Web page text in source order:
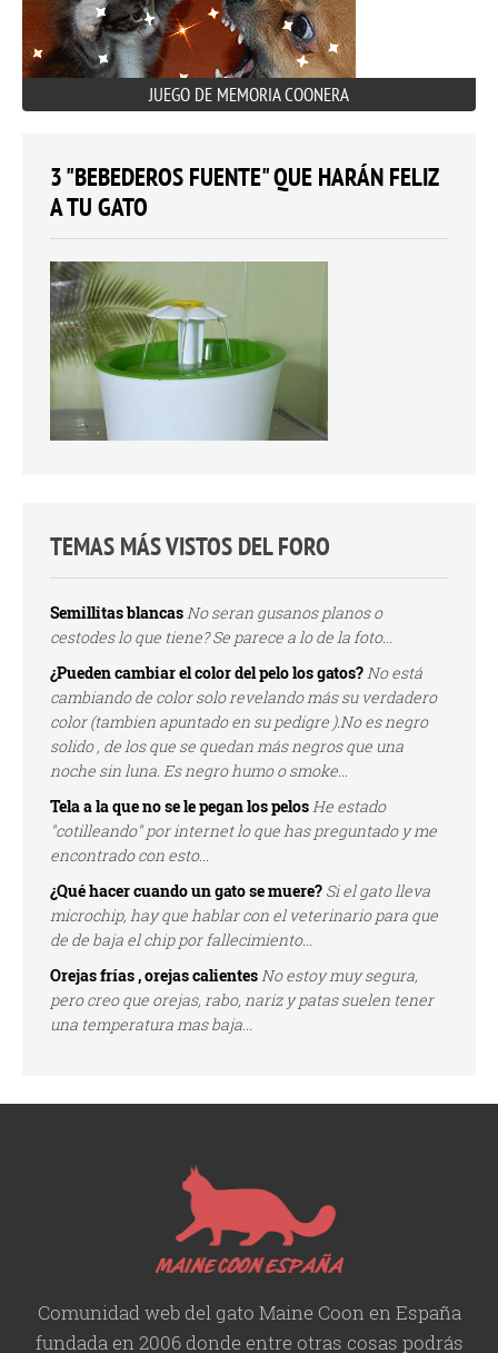
JUEGO DE MEMORIA COONERA
3 "BEBEDEROS FUENTE" QUE HARÁN FELIZ
A TU GATO
TEMAS MÁS VISTOS DEL FORO
Semillitas blancasNo seran gusanos planos o
cestodes lo que tiene? Se parece a lo de la foto...
¿Pueden cambiar el color del pelo los gatos?No está
cambiando de color solo revelando más su verdadero
color (tambien apuntado en su pedigre ).No es negro
solido , de los que se quedan más negros que una
noche sin luna. Es negro humo o smoke...
Tela a la que no se le pegan los pelosHe estado
"cotilleando" por internet lo que has preguntado y me
encontrado con esto...
¿Qué hacer cuando un gato se muere? Si el gato lleva
microchip, hay que hablar con el veterinario para que
de de baja el chip por fallecimiento...
Orejas frías , orejas calientesNo estoy muy segura,
pero creo que orejas, rabo, nariz y patas suelen tener
una temperatura mas baja...
Comunidad web del gato Maine Coon en España
fundada en 2006 donde entre otras cosas podrás